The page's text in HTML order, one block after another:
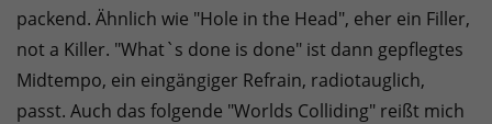
packend. Ähnlich wie "Hole in the Head", eher ein Filler,
not a Killer. "What`s done is done" ist dann gepflegtes
Midtempo, ein eingängiger Refrain, radiotauglich,
passt. Auch das folgende "Worlds Colliding" reißt mich